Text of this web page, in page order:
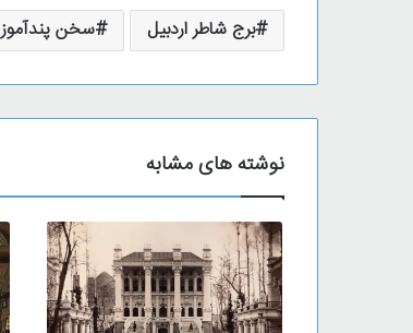
برج شاطر اردبیل سخن پندآموز
نوشته های مشابه